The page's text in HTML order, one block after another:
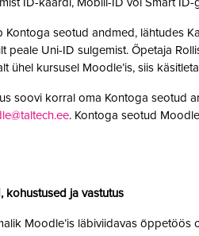
ID-kaardi, Mobiil-ID või Smart
Kontoga seotud andmed, lähtudes
peale Uni-ID sulgemist. Õpetaja
ühel kursusel Moodle’is, siis
soovi korral oma Kontoga seotud
. Kontoga seotud
kohustused ja vastutus
Moodle’is läbiviidavas